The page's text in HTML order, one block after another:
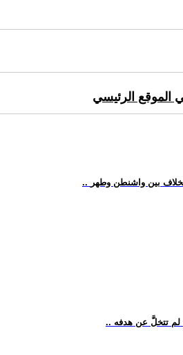
الموقع الرئيسي
بين واشنطن وطهر
لم تتخلَّ عن هدفه